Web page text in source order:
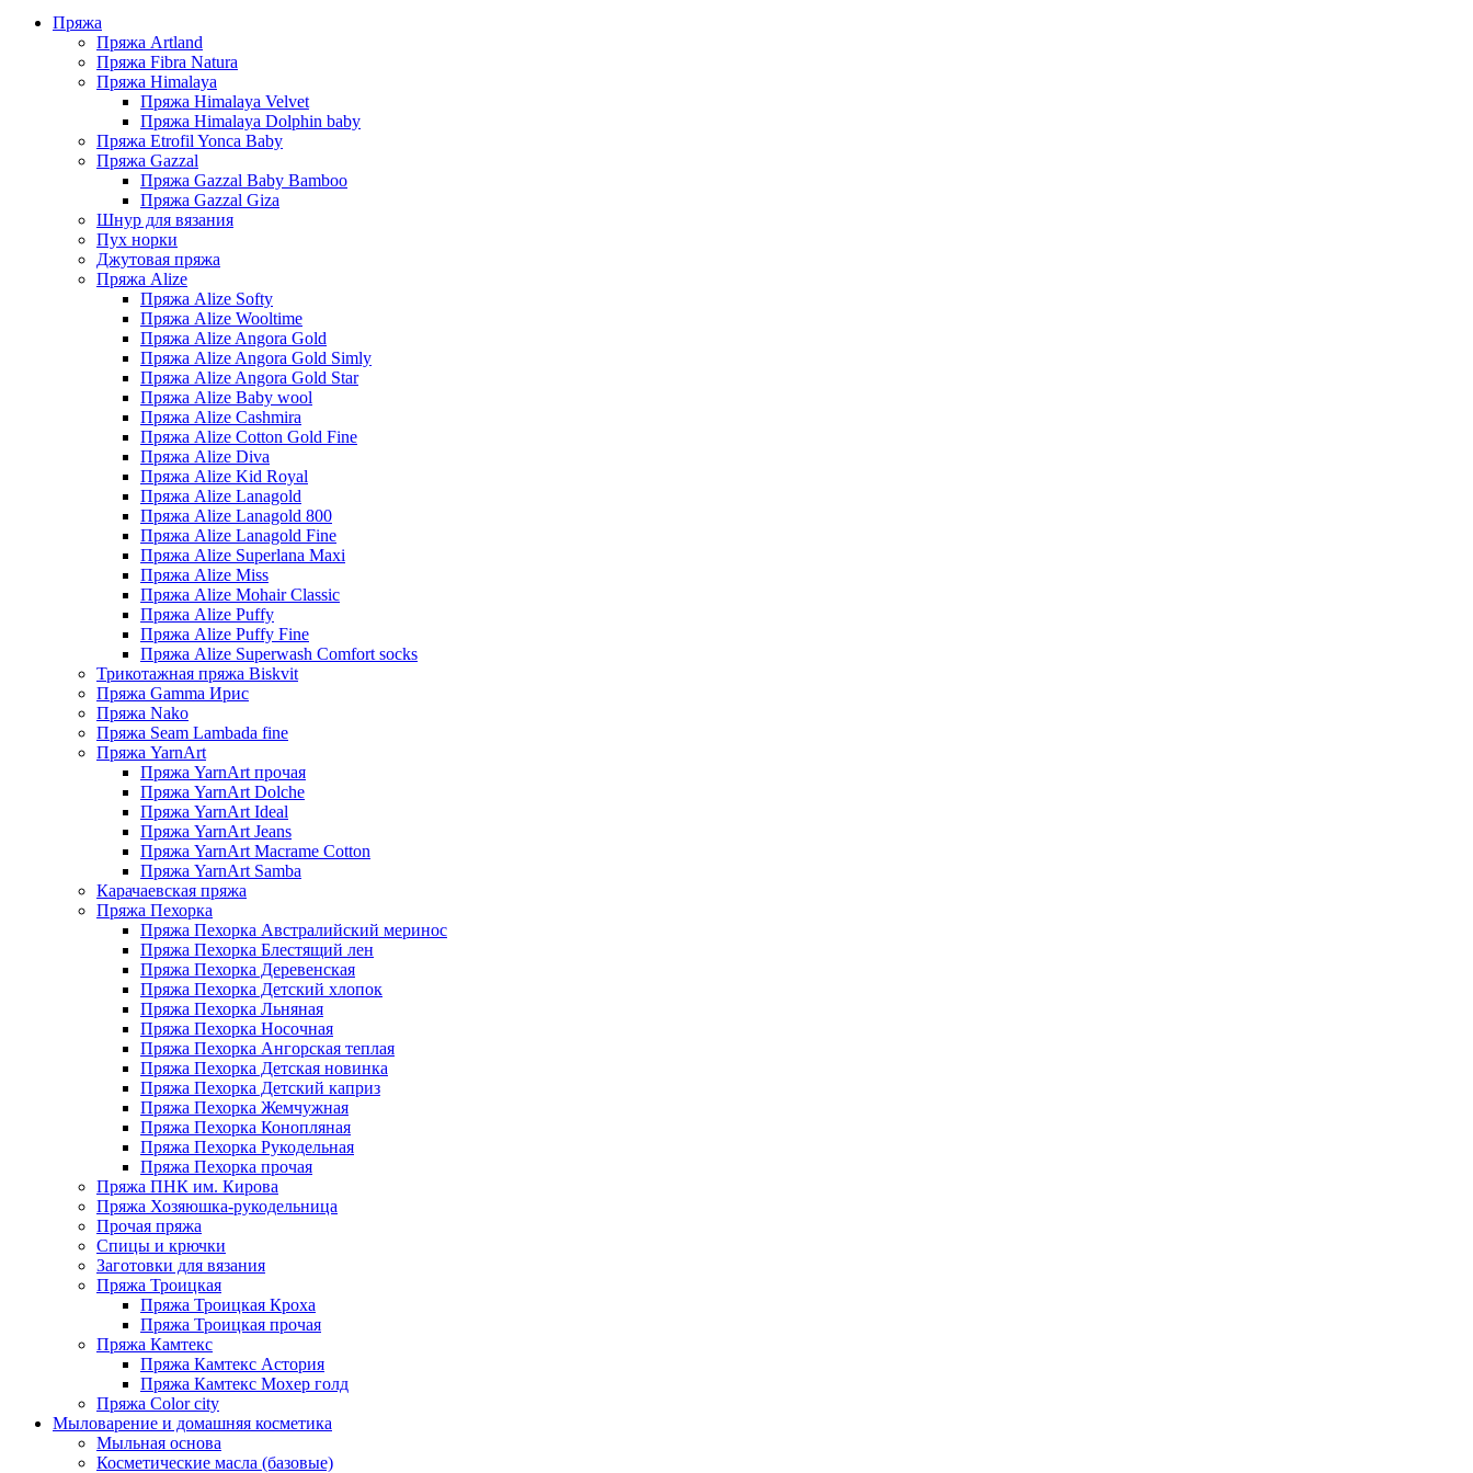
Пряжа
Пряжа Artland
Пряжа Fibra Natura
Пряжа Himalaya
Пряжа Himalaya Velvet
Пряжа Himalaya Dolphin baby
Пряжа Etrofil Yonca Baby
Пряжа Gazzal
Пряжа Gazzal Baby Bamboo
Пряжа Gazzal Giza
Шнур для вязания
Пух норки
Джутовая пряжа
Пряжа Alize
Пряжа Alize Softy
Пряжа Alize Wooltime
Пряжа Alize Angora Gold
Пряжа Alize Angora Gold Simly
Пряжа Alize Angora Gold Star
Пряжа Alize Baby wool
Пряжа Alize Cashmira
Пряжа Alize Cotton Gold Fine
Пряжа Alize Diva
Пряжа Alize Kid Royal
Пряжа Alize Lanagold
Пряжа Alize Lanagold 800
Пряжа Alize Lanagold Fine
Пряжа Alize Superlana Maxi
Пряжа Alize Miss
Пряжа Alize Mohair Classic
Пряжа Alize Puffy
Пряжа Alize Puffy Fine
Пряжа Alize Superwash Comfort socks
Трикотажная пряжа Biskvit
Пряжа Gamma Ирис
Пряжа Nako
Пряжа Seam Lambada fine
Пряжа YarnArt
Пряжа YarnArt прочая
Пряжа YarnArt Dolche
Пряжа YarnArt Ideal
Пряжа YarnArt Jeans
Пряжа YarnArt Macrame Cotton
Пряжа YarnArt Samba
Карачаевская пряжа
Пряжа Пехорка
Пряжа Пехорка Австралийский меринос
Пряжа Пехорка Блестящий лен
Пряжа Пехорка Деревенская
Пряжа Пехорка Детский хлопок
Пряжа Пехорка Льняная
Пряжа Пехорка Носочная
Пряжа Пехорка Ангорская теплая
Пряжа Пехорка Детская новинка
Пряжа Пехорка Детский каприз
Пряжа Пехорка Жемчужная
Пряжа Пехорка Конопляная
Пряжа Пехорка Рукодельная
Пряжа Пехорка прочая
Пряжа ПНК им. Кирова
Пряжа Хозяюшка-рукодельница
Прочая пряжа
Спицы и крючки
Заготовки для вязания
Пряжа Троицкая
Пряжа Троицкая Кроха
Пряжа Троицкая прочая
Пряжа Камтекс
Пряжа Камтекс Астория
Пряжа Камтекс Мохер голд
Пряжа Color city
Мыловарение и домашняя косметика
Мыльная основа
Косметические масла (базовые)